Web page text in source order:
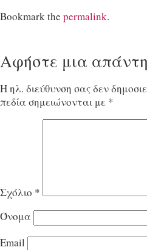
Bookmark the permalink.
Αφήστε μια
Η ηλ. διεύθυνση σας δεν
πεδία σημειώνονται με *
Σχόλιο *
Όνομα
Email